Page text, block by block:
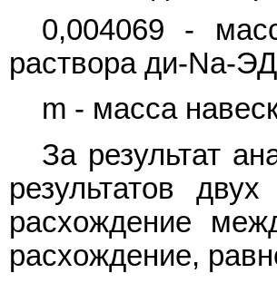
0,004069 -
раствора ди-Na-
m - масса
За результат
результатов
расхождение
расхождение,